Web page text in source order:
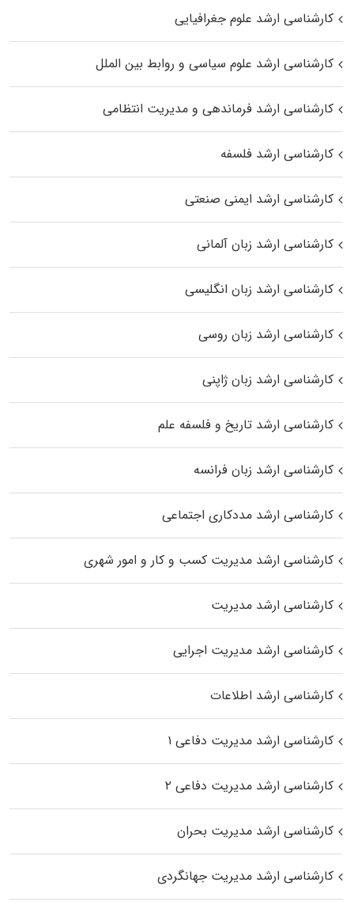
کارشناسی ارشد علوم جغرافیایی
کارشناسی ارشد علوم سیاسی و روابط بین الملل
کارشناسی ارشد فرماندهی و مدیریت انتظامی
کارشناسی ارشد فلسفه
کارشناسی ارشد ایمنی صنعتی
کارشناسی ارشد زبان آلمانی
کارشناسی ارشد زبان انگلیسی
کارشناسی ارشد زبان روسی
کارشناسی ارشد زبان ژاپنی
کارشناسی ارشد تاریخ و فلسفه علم
کارشناسی ارشد زبان فرانسه
کارشناسی ارشد مددکاری اجتماعی
کارشناسی ارشد مدیریت کسب و کار و امور شهری
کارشناسی ارشد مدیریت
کارشناسی ارشد مدیریت اجرایی
کارشناسی ارشد اطلاعات
کارشناسی ارشد مدیریت دفاعی ۱
کارشناسی ارشد مدیریت دفاعی ۲
کارشناسی ارشد مدیریت بحران
کارشناسی ارشد مدیریت جهانگردی